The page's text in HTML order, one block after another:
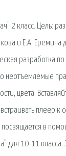
2 класс. Цель:
и Е.А.
разработка
неотъемлемые
цвета.
плеер
в
для 10-11